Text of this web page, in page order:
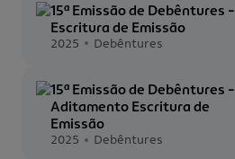
15ª Emissão de Debêntures -
Escritura de Emissão
2025 Debêntures
15ª Emissão de Debêntures -
Aditamento Escritura de
Emissão
2025 Debêntures